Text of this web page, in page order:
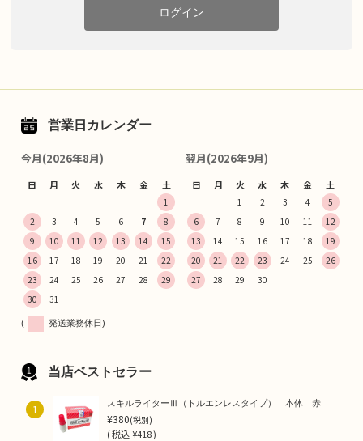
ログイン
営業日カレンダー
今月(2026年8月)
日 月 火 水 木 金 土
1
2
3 4 5 6 7
8
9
10 11 12 13 14
15
16
17 18 19 20 21
22
23
24 25 26 27 28
29
30
31
翌月(2026年9月)
日 月 火 水 木 金 土
1 2 3 4
5
6
7 8 9 10 11
12
13
14 15 16 17 18
19
20
21 22 23 24 25
26
27
28 29 30
( 発送業務休日)
当店ベストセラー
1 スキルライターⅢ（トルエンレスタイプ） 本体 赤
¥380(税別)
(税込¥418 )